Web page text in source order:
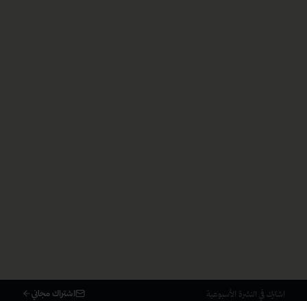
اشترك في النشرة الأسبوعية اشتراك مجاني